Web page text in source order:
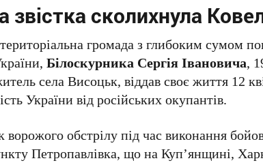
звістка сколихнула
громада з глибоким сумом
Білоскурника Сергія Івановича,
села Висоцьк, віддав своє життя 12
України від російських окупантів.
ворожого обстрілу під час виконання
Петропавлівка, що на Куп’янщині,